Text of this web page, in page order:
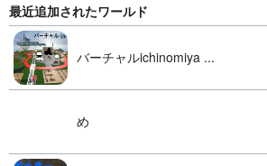
最近追加されたワールド
バーチャルichinomiya ...
め